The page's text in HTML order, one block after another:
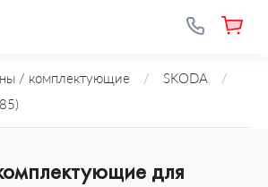
/ комплектующие / SKODA
/
для